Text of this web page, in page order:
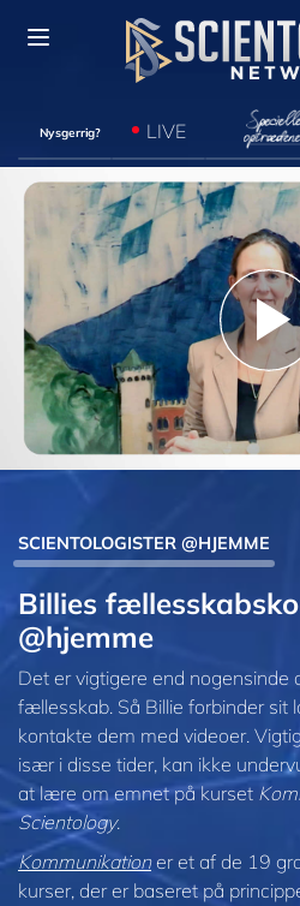
Nysgerrig? LIVE
SCIENTOLOGISTER @HJEMME
Billies
@hjemme
Det er vigtigere end nogensinde
fællesskab. Så Billie forbinder sit
kontakte dem med videoer.
især i disse tider, kan ikke
at lære om emnet på kurset
Scientology.
Kommunikationer et af de 19
kurser, der er baseret på